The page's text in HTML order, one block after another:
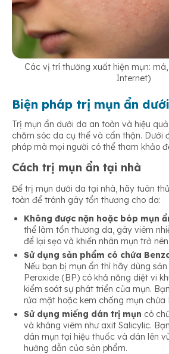
Các vị trí thường xuất hiện mụn:
Internet)
Biện pháp trị mụn ẩn
Trị mụn ẩn dưới da an toàn và hiệu
chăm sóc da cụ thể và cẩn thận. Dưới
pháp mà mọi người có thể tham khảo
Cách trị mụn ẩn tại nhà
Để trị mụn dưới da tại nhà, hãy tuân
toàn để tránh gây tổn thương cho da:
Không được nặn hoặc bóp mụn
thể làm tổn thương da, gây viêm
để lại sẹo và khiến nhân mụn trở
Sử dụng sản phẩm có chứa
Nếu bạn bị mụn ẩn thì hãy dùng
Peroxide (BP) có khả năng diệt vi
kiểm soát sự phát triển của mụn.
rửa mặt hoặc kem chống mụn chứa
Sử dụng miếng dán trị mụn có
và kháng viêm như axit Salicylic.
dán mụn tại hiệu thuốc và dán lên
hướng dẫn của sản phẩm.